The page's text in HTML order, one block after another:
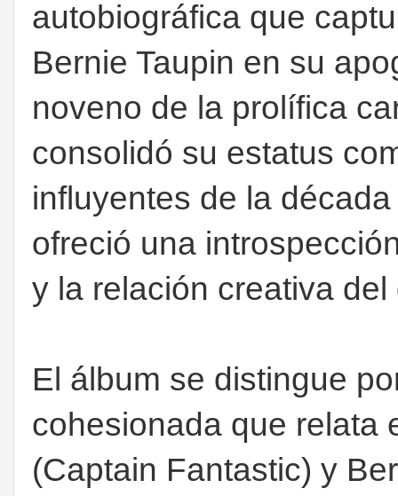
autobiográfica que
Bernie Taupin en su
noveno de la prolífica
consolidó su estatus
influyentes de la
ofreció una
y la relación creativa del
El álbum se distingue
cohesionada que relata
(Captain Fantastic) y